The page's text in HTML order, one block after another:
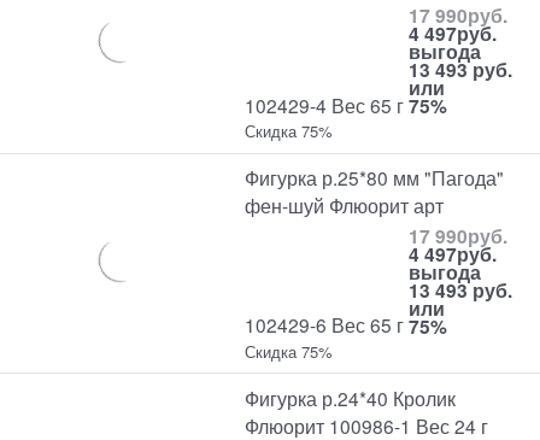
102429-4 Вес 65 г
17 990руб.
4 497руб.
выгода
13 493 руб.
или
75%
Скидка 75%
Фигурка р.25*80 мм "Пагода"
фен-шуй Флюорит арт
102429-6 Вес 65 г
17 990руб.
4 497руб.
выгода
13 493 руб.
или
75%
Скидка 75%
Фигурка р.24*40 Кролик
Флюорит 100986-1 Вес 24 г